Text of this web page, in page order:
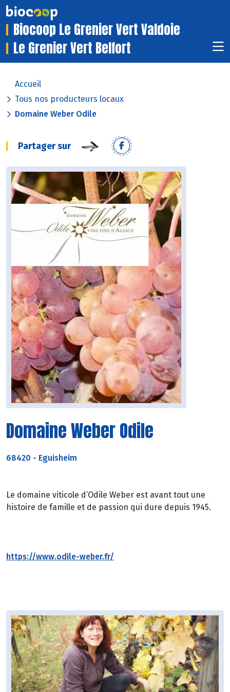
Biocoop Le Grenier Vert Valdoie
Le Grenier Vert Belfort
Accueil
Tous nos producteurs locaux
Domaine Weber Odile
Partager sur
Domaine Weber Odile
68420 - Eguisheim
Le domaine viticole d’Odile Weber est avant tout une
histoire de famille et de passion qui dure depuis 1945.
https://www.odile-weber.fr/